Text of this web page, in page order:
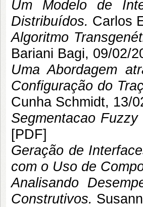
Um Modelo de
Distribuídos. Carlos
Algoritmo
Bariani Bagi, 09/02/
Uma Abordagem
Configuração do
Cunha Schmidt, 13/
Segmentacao
[PDF]
Geração de
com o Uso de
Analisando
Construtivos.